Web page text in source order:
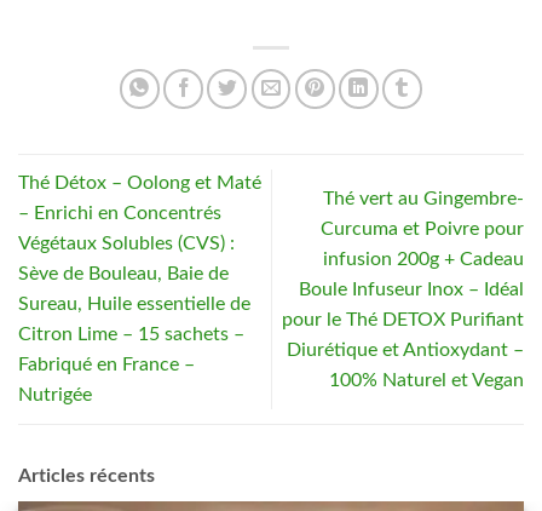
Thé Détox – Oolong et Maté
– Enrichi en Concentrés
Végétaux Solubles (CVS) :
Sève de Bouleau, Baie de
Sureau, Huile essentielle de
Citron Lime – 15 sachets –
Fabriqué en France –
Nutrigée
Thé vert au Gingembre-
Curcuma et Poivre pour
infusion 200g + Cadeau
Boule Infuseur Inox – Idéal
pour le Thé DETOX Purifiant
Diurétique et Antioxydant –
100% Naturel et Vegan
Articles récents